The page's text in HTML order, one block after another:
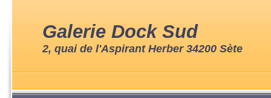
Galerie Dock Sud
2, quai de l'Aspirant Herber 34200 Sète